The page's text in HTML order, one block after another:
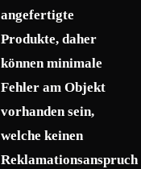
angefertigte
Produkte, daher
können minimale
Fehler am Objekt
vorhanden sein,
welche keinen
Reklamationsanspruch